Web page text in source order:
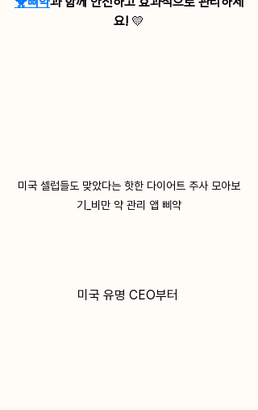
요! 💛
미국 셀럽들도 맞았다는 핫한 다이어트 주사 모아보
기_비만 약 관리 앱 삐약
미국 유명 CEO부터